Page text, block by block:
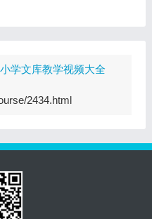
小学文库教学视频大全
2434.html